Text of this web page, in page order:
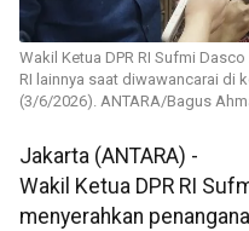
Wakil Ketua DPR RI Sufmi
RI lainnya saat diwawancarai di
(3/6/2026). ANTARA/Bagus
Jakarta (ANTARA) -
Wakil Ketua DPR RI
menyerahkan